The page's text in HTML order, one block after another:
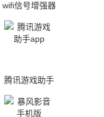
wifi信号增强器
腾讯游戏助手